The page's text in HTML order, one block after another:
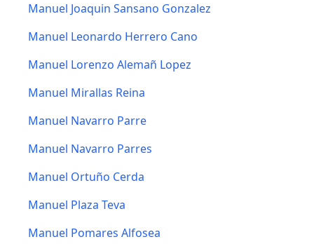
Manuel Joaquin Sansano Gonzalez
Manuel Leonardo Herrero Cano
Manuel Lorenzo Alemañ Lopez
Manuel Mirallas Reina
Manuel Navarro Parre
Manuel Navarro Parres
Manuel Ortuño Cerda
Manuel Plaza Teva
Manuel Pomares Alfosea